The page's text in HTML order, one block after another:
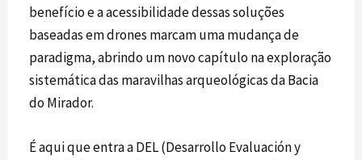
benefício e a acessibilidade dessas soluções
baseadas emdrones marcam uma mudança de
paradigma, abrindo um novo capítulo na exploração
sistemática das maravilhas arqueológicas da Bacia
do Mirador.
É aqui que entra a DEL (Desarrollo Evaluación y